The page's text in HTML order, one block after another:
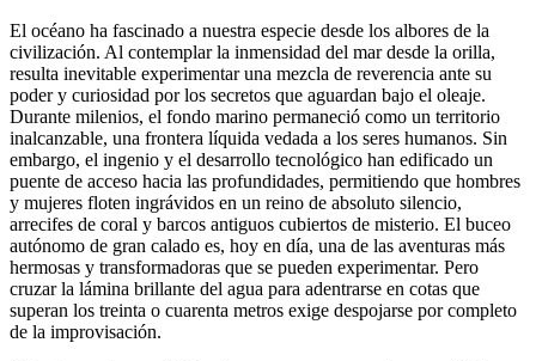
El océano ha fascinado a nuestra especie desde los albores de la
civilización. Al contemplar la inmensidad del mar desde la orilla,
resulta inevitable experimentar una mezcla de reverencia ante su
poder y curiosidad por los secretos que aguardan bajo el oleaje.
Durante milenios, el fondo marino permaneció como un territorio
inalcanzable, una frontera líquida vedada a los seres humanos. Sin
embargo, el ingenio y el desarrollo tecnológico han edificado un
puente de acceso hacia las profundidades, permitiendo que hombres
y mujeres floten ingrávidos en un reino de absoluto silencio,
arrecifes de coral y barcos antiguos cubiertos de misterio. El buceo
autónomo de gran calado es, hoy en día, una de las aventuras más
hermosas y transformadoras que se pueden experimentar. Pero
cruzar la lámina brillante del agua para adentrarse en cotas que
superan los treinta o cuarenta metros exige despojarse por completo
de la improvisación.